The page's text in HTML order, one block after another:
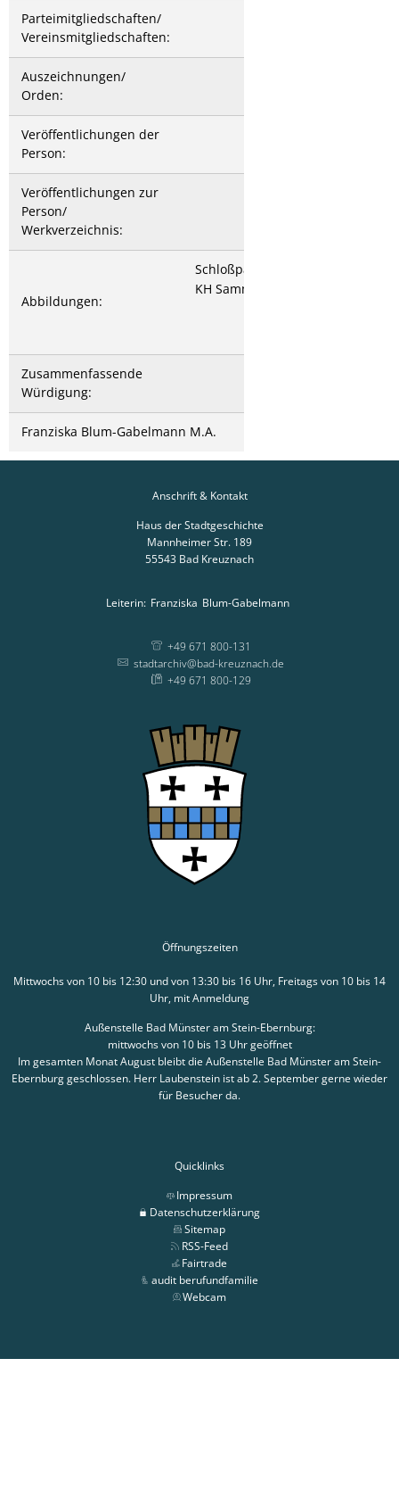
Parteimitgliedschaften/
Vereinsmitgliedschaften:
Auszeichnungen/
Orden:
Veröffentlichungen der
Person:
Veröffentlichungen zur
Person/
Werkverzeichnis:
Abbildungen:
Schloßparkmuseum
KH Sammlung von Recum
Zusammenfassende
Würdigung:
Franziska Blum-Gabelmann M.A.
Anschrift & Kontakt
Haus der Stadtgeschichte
Mannheimer Str. 189
55543 Bad Kreuznach
Leiterin: Franziska Blum-Gabelmann
+49 671 800-131
stadtarchiv@bad-kreuznach.de
+49 671 800-129
Öffnungszeiten
Mittwochs von 10 bis 12:30 und von 13:30 bis 16 Uhr, Freitags von 10 bis 14
Uhr, mit Anmeldung
Außenstelle Bad Münster am Stein-Ebernburg:
mittwochs von 10 bis 13 Uhr geöffnet
Im gesamten Monat August bleibt die Außenstelle Bad Münster am Stein-
Ebernburg geschlossen. Herr Laubenstein ist ab 2. September gerne wieder
für Besucher da.
Quicklinks
Impressum
Datenschutzerklärung
Sitemap
RSS-Feed
Fairtrade
audit berufundfamilie
Webcam